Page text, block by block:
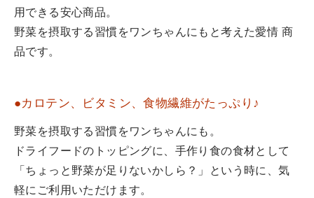
用できる安心商品。
野菜を摂取する習慣をワンちゃんにもと考えた愛情 商
品です。
●カロテン、ビタミン、食物繊維がたっぷり♪
野菜を摂取する習慣をワンちゃんにも。
ドライフードのトッピングに、手作り食の食材として
「ちょっと野菜が足りないかしら？」という時に、気
軽にご利用いただけます。